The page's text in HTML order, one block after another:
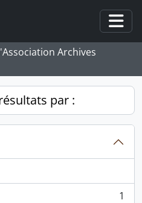
Archives
par :
1